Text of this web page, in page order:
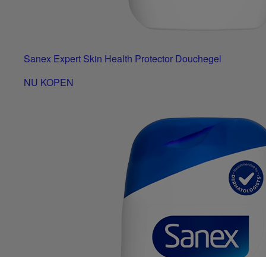
Sanex Expert Skin Health Protector Douchegel
NU KOPEN